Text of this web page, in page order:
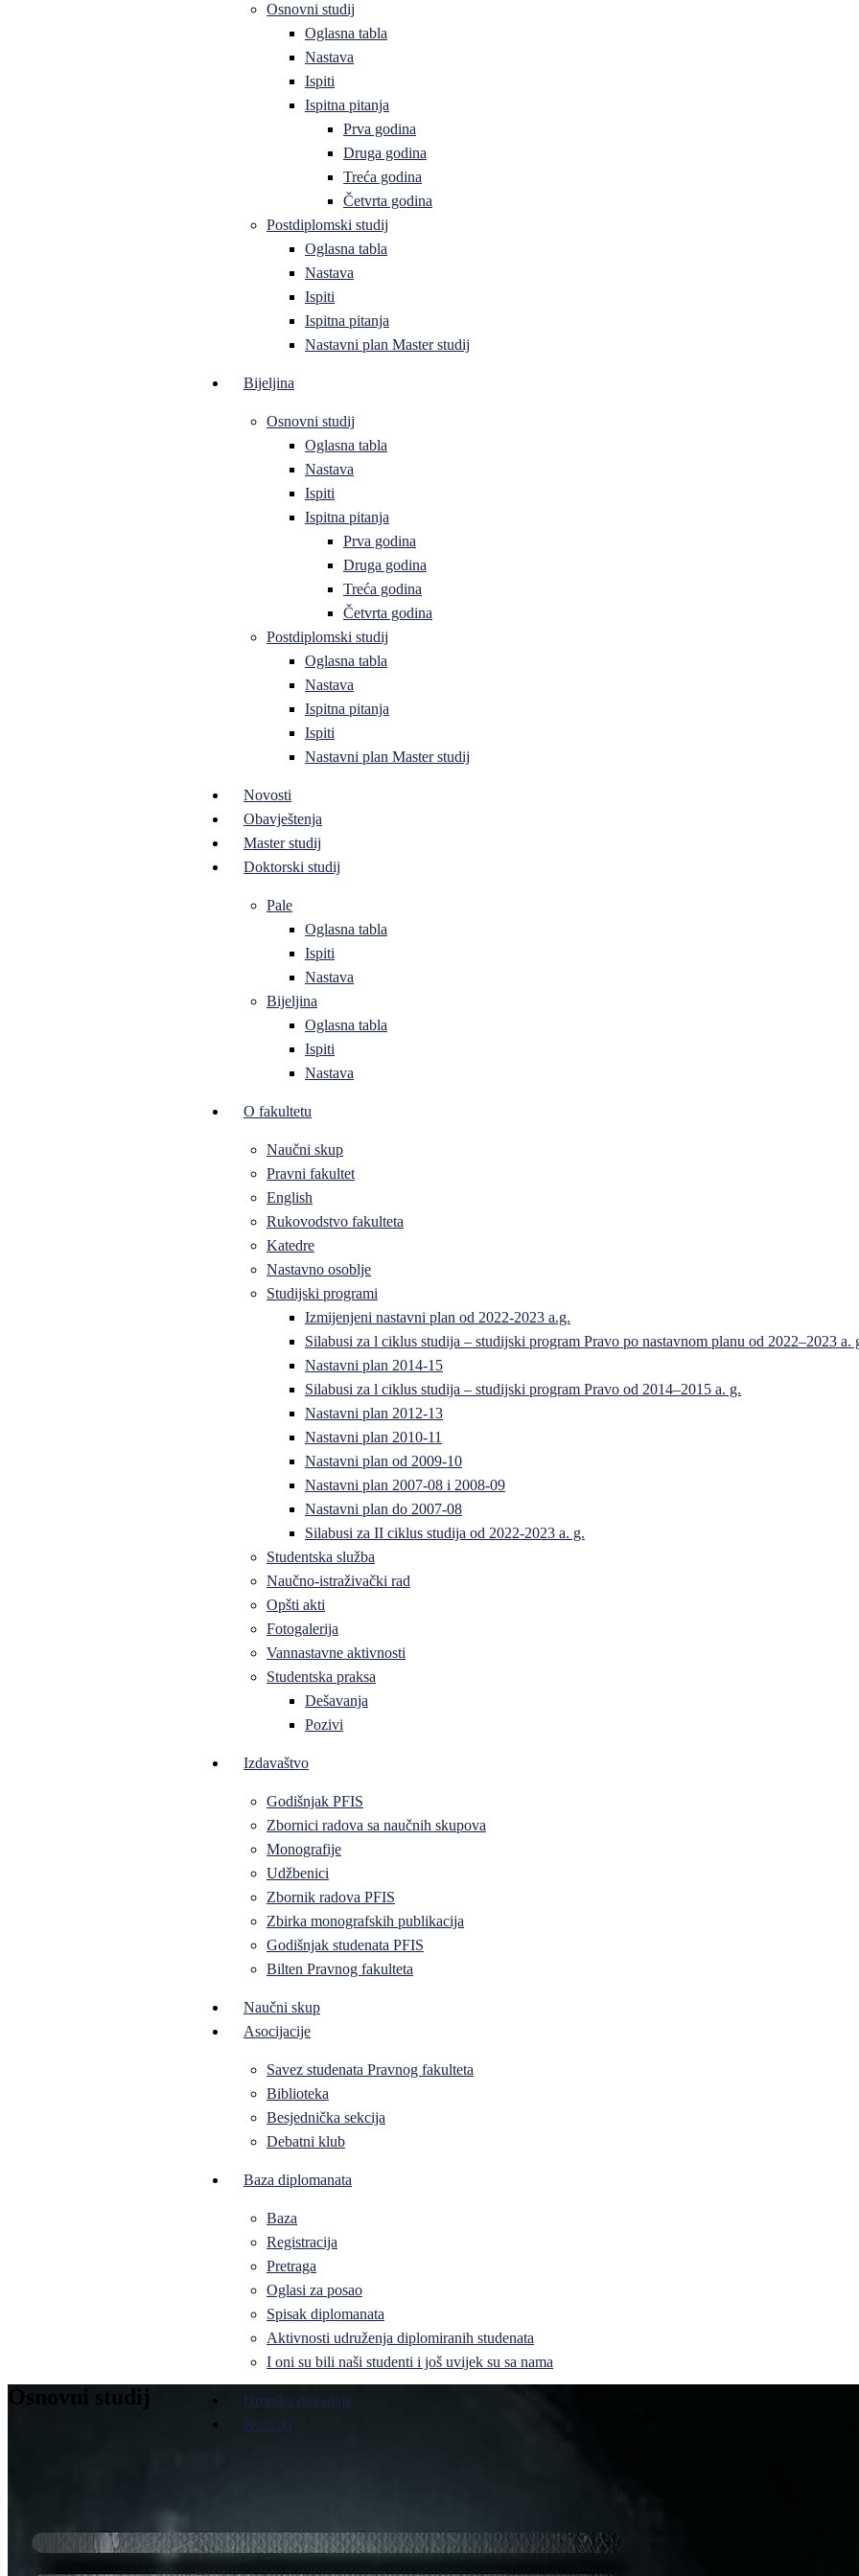
Osnovni studij
Oglasna tabla
Nastava
Ispiti
Ispitna pitanja
Prva godina
Druga godina
Treća godina
Četvrta godina
Postdiplomski studij
Oglasna tabla
Nastava
Ispiti
Ispitna pitanja
Nastavni plan Master studij
Bijeljina
Osnovni studij
Oglasna tabla
Nastava
Ispiti
Ispitna pitanja
Prva godina
Druga godina
Treća godina
Četvrta godina
Postdiplomski studij
Oglasna tabla
Nastava
Ispitna pitanja
Ispiti
Nastavni plan Master studij
Novosti
Obavještenja
Master studij
Doktorski studij
Pale
Oglasna tabla
Ispiti
Nastava
Bijeljina
Oglasna tabla
Ispiti
Nastava
O fakultetu
Naučni skup
Pravni fakultet
English
Rukovodstvo fakulteta
Katedre
Nastavno osoblje
Studijski programi
Izmijenjeni nastavni plan od 2022-2023 a.g.
Silabusi za l ciklus studija – studijski program Pravo po nastavnom planu od 2022–2023 a.
Nastavni plan 2014-15
Silabusi za l ciklus studija – studijski program Pravo od 2014–2015 a. g.
Nastavni plan 2012-13
Nastavni plan 2010-11
Nastavni plan od 2009-10
Nastavni plan 2007-08 i 2008-09
Nastavni plan do 2007-08
Silabusi za II ciklus studija od 2022-2023 a. g.
Studentska služba
Naučno-istraživački rad
Opšti akti
Fotogalerija
Vannastavne aktivnosti
Studentska praksa
Dešavanja
Pozivi
Izdavaštvo
Godišnjak PFIS
Zbornici radova sa naučnih skupova
Monografije
Udžbenici
Zbornik radova PFIS
Zbirka monografskih publikacija
Godišnjak studenata PFIS
Bilten Pravnog fakulteta
Naučni skup
Asocijacije
Savez studenata Pravnog fakulteta
Biblioteka
Besjednička sekcija
Debatni klub
Baza diplomanata
Baza
Registracija
Pretraga
Oglasi za posao
Spisak diplomanata
Aktivnosti udruženja diplomiranih studenata
I oni su bili naši studenti i još uvijek su sa nama
Hronika događaja
Kontakt
Osnovni studij